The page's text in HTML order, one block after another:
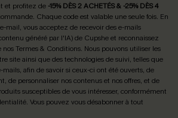
et profitez de -15% DÈS 2 ACHETÉS & -25% DÈS 4
Chaque code est valable une seule fois. En
mail, vous acceptez de recevoir des e-mails
généré par l'IA) de Cupshe et reconnaissez
nosTermes & Conditions. Nous pouvons utiliser les
site ainsi que des technologies de suivi, telles que
mails, afin de savoir si ceux-ci ont été ouverts, de
de personnaliser nos contenus et nos offres, et de
susceptibles de vous intéresser, conformément
. Vous pouvez vous désabonner à tout